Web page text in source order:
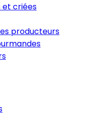
et criées
producteurs